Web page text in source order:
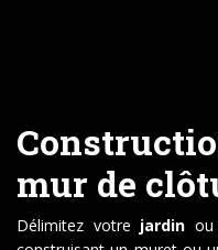
mur de
Délimitez votre jardin